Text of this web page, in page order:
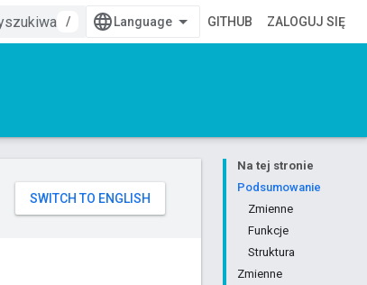
/
GITHUB ZALOGUJ SIĘ
Na tej stronie
Podsumowanie
Zmienne
Funkcje
Struktura
Zmienne